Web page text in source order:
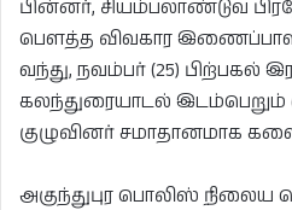
பின்னர், சியம்பலாண்டுவ
பௌத்த விவகார
வந்து, நவம்பர் (25) பிற்பகல்
கலந்துரையாடல் இடம்பெறும்
குழுவினர் சமாதானமாக
அகுந்துபுர பொலிஸ் நிலைய